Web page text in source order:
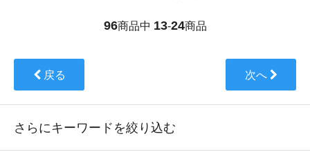
96商品中 13-24商品
戻る 次へ
さらにキーワードを絞り込む